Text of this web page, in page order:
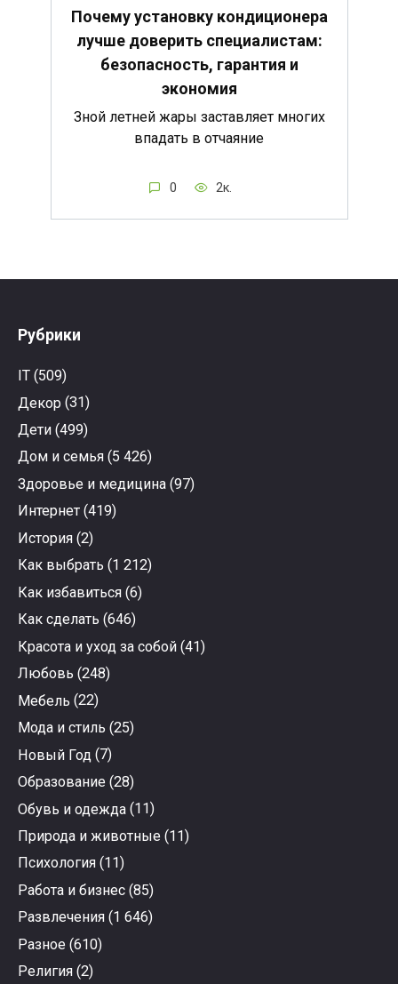
Почему установку кондиционера
лучше доверить специалистам:
безопасность, гарантия и
экономия
Зной летней жары заставляет многих
впадать в отчаяние
0 2к.
Рубрики
IT (509)
Декор (31)
Дети (499)
Дом и семья (5 426)
Здоровье и медицина (97)
Интернет (419)
История (2)
Как выбрать (1 212)
Как избавиться (6)
Как сделать (646)
Красота и уход за собой (41)
Любовь (248)
Мебель (22)
Мода и стиль (25)
Новый Год (7)
Образование (28)
Обувь и одежда (11)
Природа и животные (11)
Психология (11)
Работа и бизнес (85)
Развлечения (1 646)
Разное (610)
Религия (2)